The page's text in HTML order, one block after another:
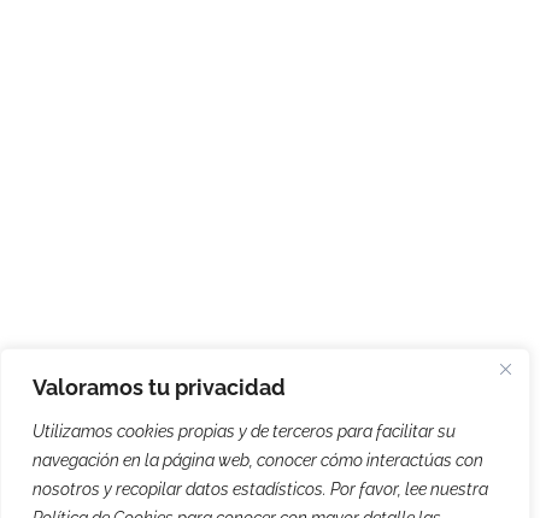
Valoramos tu privacidad
Utilizamos cookies propias y de terceros para facilitar su
navegación en la página web, conocer cómo interactúas con
nosotros y recopilar datos estadísticos. Por favor, lee nuestra